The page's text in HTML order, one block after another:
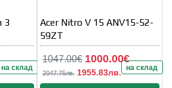
3
на склад
Acer Nitro V 15 ANV15-52-
59ZT
1047.00€ 1000.00€
2047.75лв. 1955.83лв. на склад